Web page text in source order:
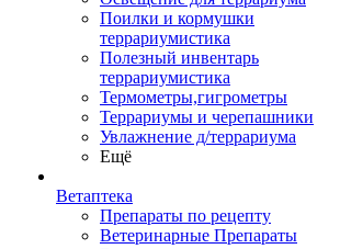
Поилки и кормушки
террариумистика
Полезный инвентарь
террариумистика
Термометры,гигрометры
Террариумы и черепашники
Увлажнение д/террариума
Ещё
Ветаптека
Препараты по рецепту
Ветеринарные Препараты